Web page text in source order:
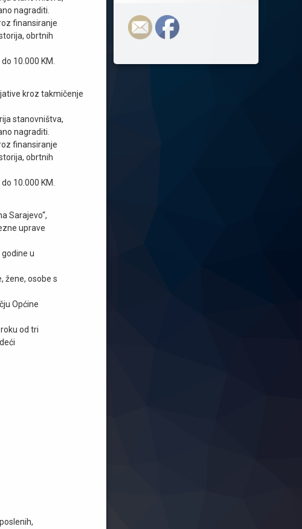
nagraditi.
finansiranje
obrtnih
10.000 KM.
kroz takmičenje
stanovništva,
nagraditi.
finansiranje
obrtnih
10.000 KM.
Sarajevo“,
uprave
u
žene, osobe s
Općine
od tri